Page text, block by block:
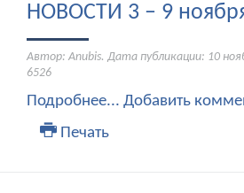
НОВОСТИ 3 – 9
Автор: Anubis. Дата публикации: 10
6526
Подробнее... Добавить
Печать